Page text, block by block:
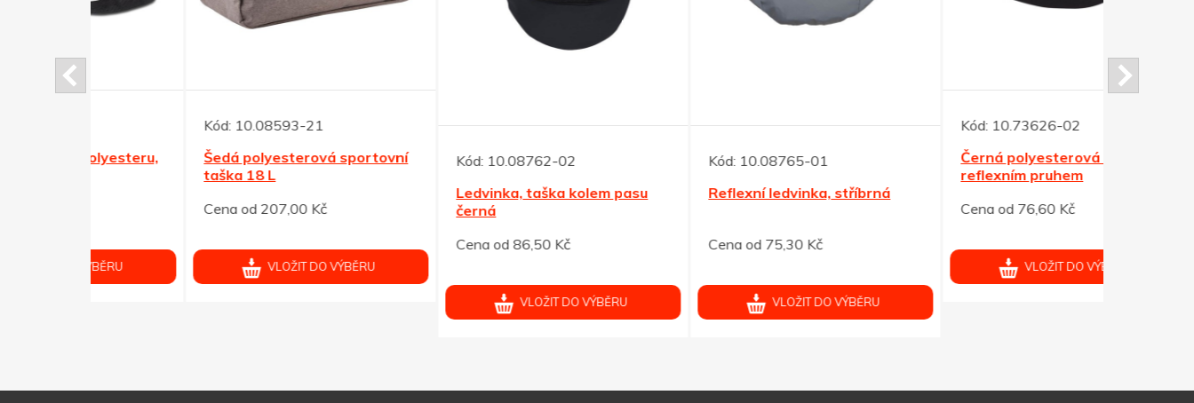
10.08593-21
Šedá polyesterová sportovní
Cena od 207,00 Kč
VLOŽIT DO VÝBĚRU
Kód:10.08762-02
Ledvinka, taška kolem pasu
Cena od 86,50 Kč
VLOŽIT DO VÝBĚRU
10.08765-01
Reflexní ledvinka, stříbrná
Cena od 75,30 Kč
VLOŽIT DO VÝBĚRU
Kód:10.73626-02
Černá polyesterová ledvinka s
reflexním pruhem
Cena od 76,60 Kč
VLOŽIT DO VÝBĚRU